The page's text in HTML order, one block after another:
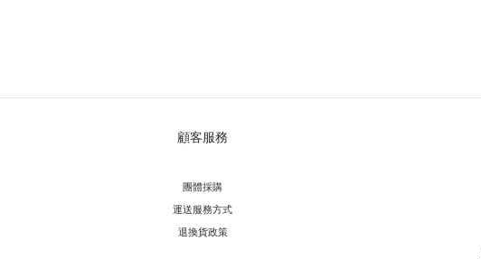
顧客服務
團體採購
運送服務方式
退換貨政策